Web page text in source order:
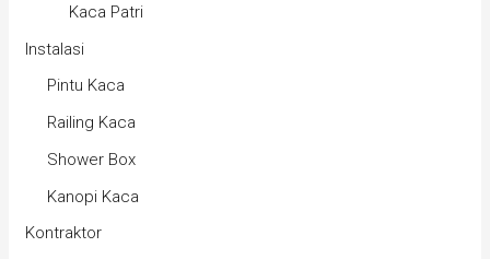
Kaca Patri
Instalasi
Pintu Kaca
Railing Kaca
Shower Box
Kanopi Kaca
Kontraktor